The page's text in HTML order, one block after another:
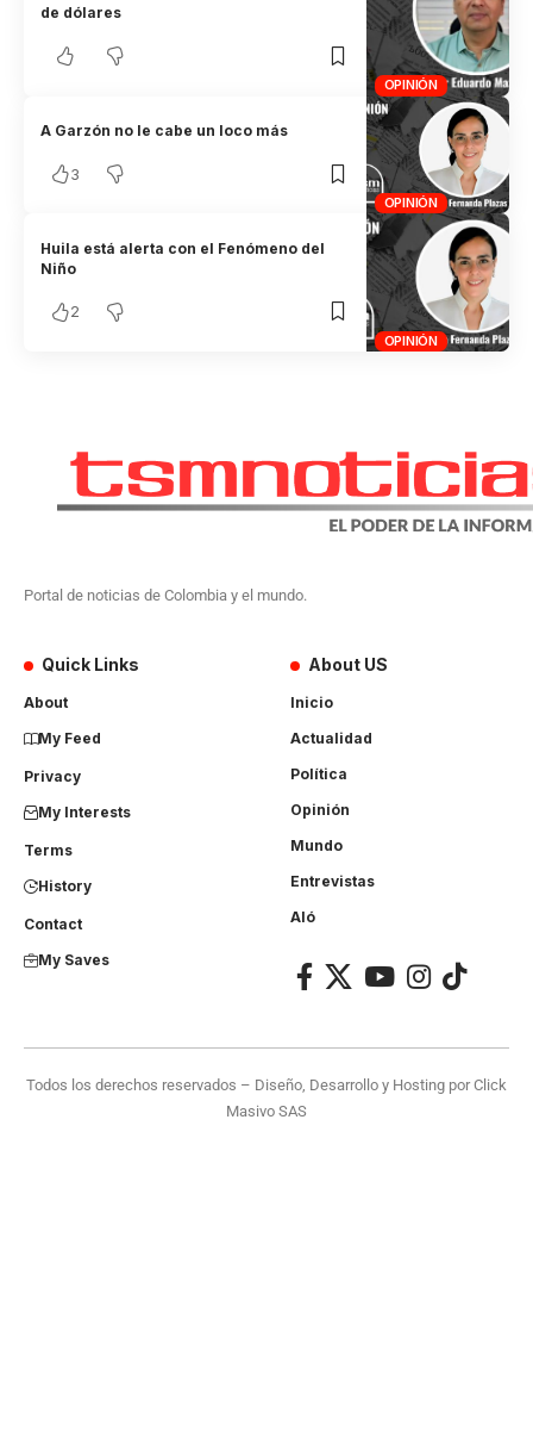
OPINIÓN
de dólares
OPINIÓN
A Garzón no le cabe un loco más
3
OPINIÓN
Huila está alerta con el Fenómeno del
Niño
2
Portal de noticias de Colombia y el mundo.
Quick Links
About
My Feed
Privacy
My Interests
Terms
History
Contact
My Saves
About US
Inicio
Actualidad
Política
Opinión
Mundo
Entrevistas
Aló
Todos los derechos reservados – Diseño, Desarrollo y Hosting porClick
Masivo SAS